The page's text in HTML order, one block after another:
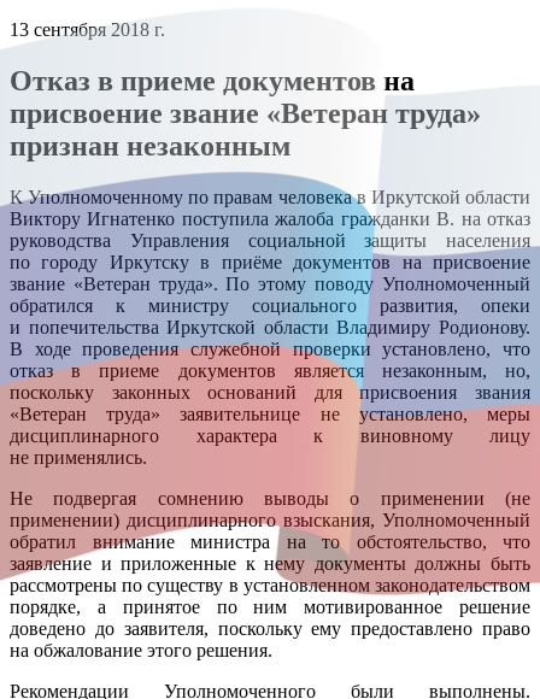
13 сентября 2018 г.
Отказ в приеме документов на
присвоение звание «Ветеран труда»
признан незаконным
К Уполномоченному по правам человека в Иркутской области
Виктору Игнатенко поступила жалоба гражданки В. на отказ
руководства Управления социальной защиты населения
по городу Иркутску в приёме документов на присвоение
звание «Ветеран труда». По этому поводу Уполномоченный
обратился к министру социального развития, опеки
и попечительства Иркутской области Владимиру Родионову.
В ходе проведения служебной проверки установлено, что
отказ в приеме документов является незаконным, но,
поскольку законных оснований для присвоения звания
«Ветеран труда» заявительнице не установлено, меры
дисциплинарного характера к виновному лицу
не применялись.
Не подвергая сомнению выводы о применении (не
применении) дисциплинарного взыскания, Уполномоченный
обратил внимание министра на то обстоятельство, что
заявление и приложенные к нему документы должны быть
рассмотрены по существу в установленном законодательством
порядке, а принятое по ним мотивированное решение
доведено до заявителя, поскольку ему предоставлено право
на обжалование этого решения.
Рекомендации Уполномоченного были выполнены.